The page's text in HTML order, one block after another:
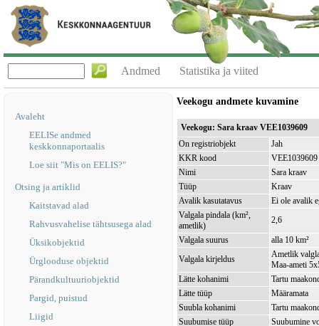
Andmed Statistika ja viited
Avaleht
EELISe andmed
keskkonnaportaalis
Loe siit "Mis on EELIS?"
Otsing ja artiklid
Kaitstavad alad
Rahvusvahelise tähtsusega alad
Üksikobjektid
Ürglooduse objektid
Pärandkultuuriobjektid
Pargid, puistud
Liigid
Veekogu andmete kuvamine
Veekogu: Sara kraav VEE1039609
On registriobjekt
Jah
KKR kood
VEE1039609
Nimi
Sara kraav
Tüüp
Kraav
Avalik kasutatavus
Ei ole avalik
Valgala pindala (km²,
ametlik)
2,6
Valgala suurus
alla 10 km²
Valgala kirjeldus
Ametlik
Maa-ameti
Lätte kohanimi
Tartu
Lätte tüüp
Määramata
Suubla kohanimi
Tartu
Suubumise tüüp
Suubumine